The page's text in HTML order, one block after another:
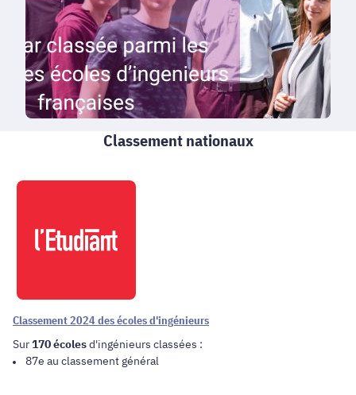
Classement nationaux
Classement 2024 des écoles d'ingénieurs
Sur170 écolesd'ingénieurs classées :
87e au classement général